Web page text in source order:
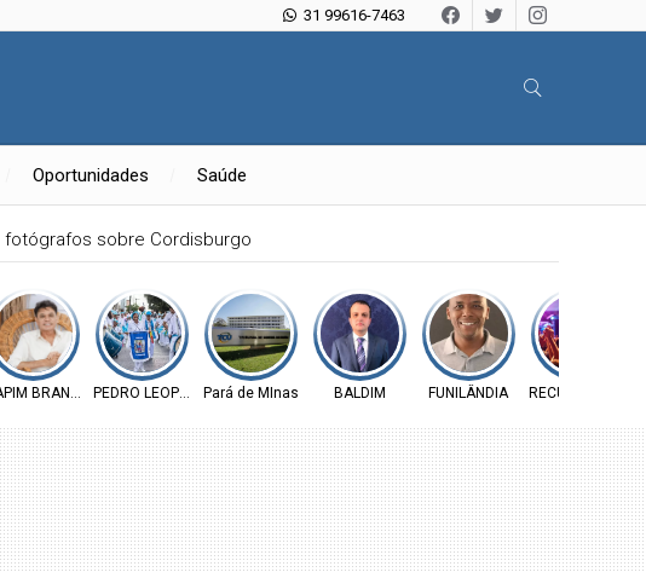
31 99616-7463
Oportunidades Saúde
fotógrafos sobre Cordisburgo
BRANCO PEDRO LEOPOLDOPará de MInas BALDIM FUNILÂNDIA RECURSOS